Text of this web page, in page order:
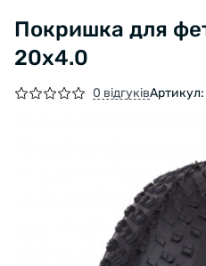
Покришка для
20x4.0
0 відгуківАртикул: